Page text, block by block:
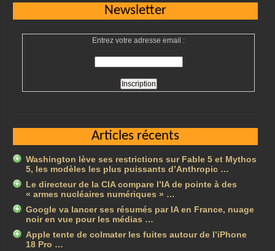
Newsletter
Entrez votre adresse email :
Articles récents
Washington lève ses restrictions sur Fable 5 et Mythos
5, les modèles les plus puissants d’Anthropic …
Le directeur de la CIA compare l’IA de pointe à des
« armes nucléaires numériques » …
Google va lancer ses résumés par IA en France, nuage
noir en vue pour les médias …
Apple tente de colmater les fuites autour de l’iPhone
18 Pro …